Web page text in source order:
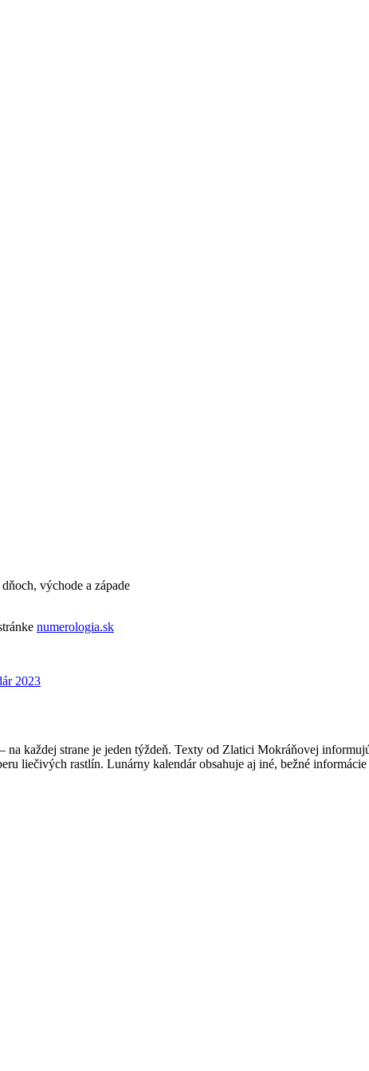
východe a západe
numerologia.sk
2023
na každej strane je jeden týždeň. Texty od Zlatici Mokráňovej
liečivých rastlín. Lunárny kalendár obsahuje aj iné, bežné